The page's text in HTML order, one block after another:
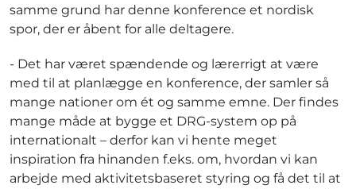
samme grund har denne konference et nordisk
spor, der er åbent for alle deltagere.
- Det har været spændende og lærerrigt at være
med til at planlægge en konference, der samler så
mange nationer om ét og samme emne. Der findes
mange måde at bygge et DRG-system op på
internationalt – derfor kan vi hente meget
inspiration fra hinanden f.eks. om, hvordan vi kan
arbejde med aktivitetsbaseret styring og få det til at